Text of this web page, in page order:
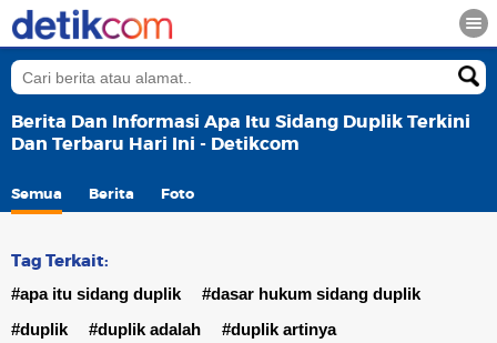
Berita Dan Informasi Apa Itu Sidang Duplik Terkini
Dan Terbaru Hari Ini - Detikcom
Semua Berita Foto
Tag Terkait:
#apa itu sidang duplik
#dasar hukum sidang duplik
#duplik
#duplik adalah
#duplik artinya